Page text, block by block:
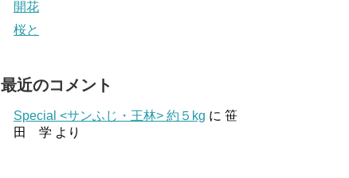
開花
桜と
最近のコメント
Special <サンふじ・王林> 約５kg に 笹
田 学 より